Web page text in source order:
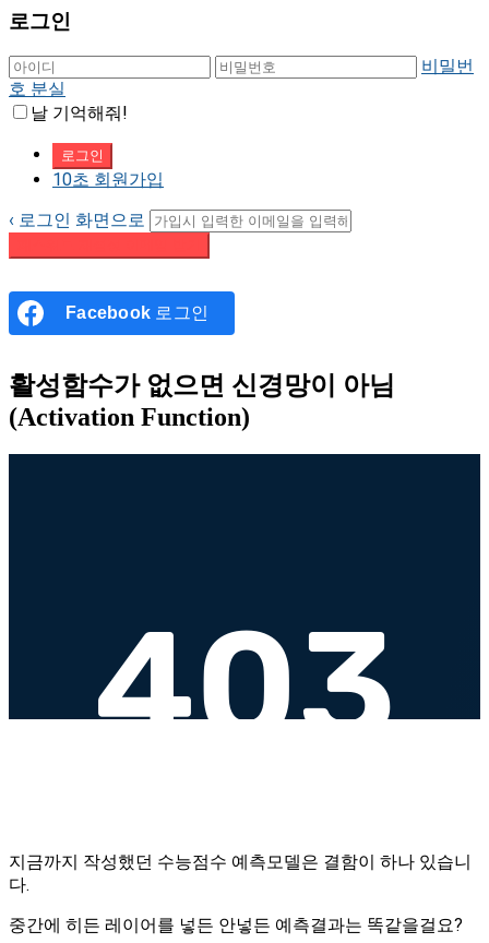
로그인
비밀번
호 분실
날 기억해줘!
10초 회원가입
‹ 로그인 화면으로
Facebook 로그인
활성함수가 없으면 신경망이 아님
(Activation Function)
지금까지 작성했던 수능점수 예측모델은 결함이 하나 있습니
다.
중간에 히든 레이어를 넣든 안넣든 예측결과는 똑같을걸요?